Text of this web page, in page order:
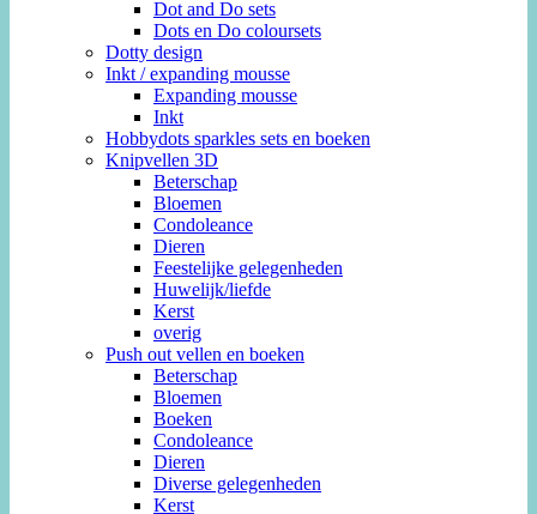
Dot and Do sets
Dots en Do coloursets
Dotty design
Inkt / expanding mousse
Expanding mousse
Inkt
Hobbydots sparkles sets en boeken
Knipvellen 3D
Beterschap
Bloemen
Condoleance
Dieren
Feestelijke gelegenheden
Huwelijk/liefde
Kerst
overig
Push out vellen en boeken
Beterschap
Bloemen
Boeken
Condoleance
Dieren
Diverse gelegenheden
Kerst